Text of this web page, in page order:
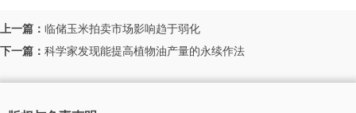
上一篇： 临储玉米拍卖市场影响趋于弱化
下一篇： 科学家发现能提高植物油产量的永续作法